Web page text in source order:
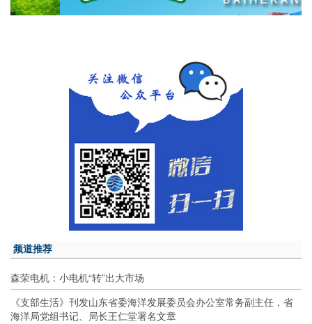
频道推荐
森荣电机：小电机“转”出大市场
《支部生活》刊发山东省委海洋发展委员会办公室常务副主任，省
海洋局党组书记、局长王仁堂署名文章